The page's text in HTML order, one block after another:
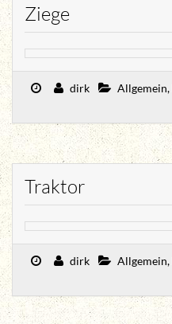
Ziege
dirk Allgemein,
Traktor
dirk Allgemein,